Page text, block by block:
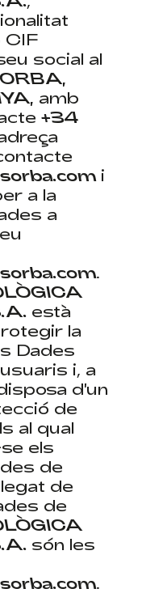
CIF
social al
amb
+34
adreça
i
a la
a
.
està
la
Dades
i, a
d'un
de
al qual
els
de
de
de
són ​​les
.